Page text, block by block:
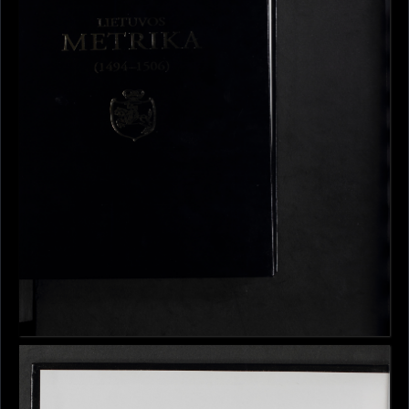
Puslapis 33 (Dokumentų registras (XVIII a.))
Puslapis 34 (Dokumentų registras (XVIII a.))
Puslapis 35 (Dokumentų registras (XVIII a.))
Puslapis 36 (Dokumentų registras (XVIII a.))
Puslapis 37 (Dokumentų registras (XVIII a.))
Puslapis 38 (Dokumentų registras (XVIII a.))
Puslapis 40 (Dokumentų registras (XVI a.))
Puslapis 41 (Dokumentų registras (XVI a.))
Puslapis 42 (Dokumentų registras (XVI a.))
Puslapis 43 (Dokumentų registras (XVI a.))
Puslapis 46 (Dokumentų registras (XVI a.))
Puslapis 47 (Dokumentų registras (XVI a.))
Puslapis 48 (Dokumentų registras (XVI a.))